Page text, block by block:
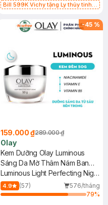
Bill 599K Vichy tặng Ly thủy tinh
-45 %
159.000 ₫289.000 ₫
Olay
Kem Dưỡng Olay Luminous
Sáng Da Mờ Thâm Nám Ban
Đêm 50g
Luminous Light Perfecting Night
Cream
4.9 (57)
576/tháng
79%